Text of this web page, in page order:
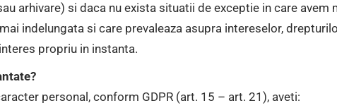
arhivare) si daca nu exista situatii de exceptie in care
indelungata si care prevaleaza asupra intereselor,
propriu in instanta.
personal, conform GDPR (art. 15 – art. 21), aveti: